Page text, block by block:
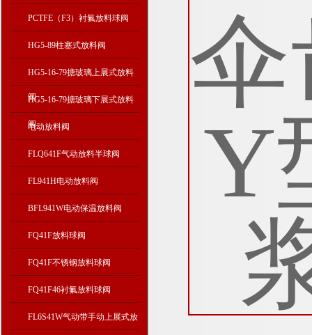
PCTFE（F3）衬氟放料球阀
HG5-89柱塞式放料阀
HG5-16-79搪玻璃上展式放料
阀
HG5-16-79搪玻璃下展式放料
阀
电动放料阀
FLQ641F气动放料半球阀
FL941H电动放料阀
BFL941W电动保温放料阀
FQ41F放料球阀
FQ41F不锈钢放料球阀
FQ41F46衬氟放料球阀
FL6S41W气动带手动上展式放